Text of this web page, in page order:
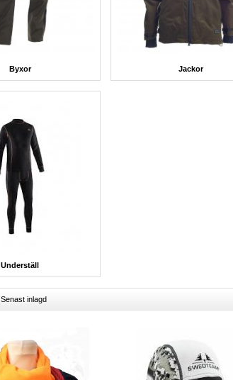
Byxor Jackor
Underställ
Senast inlagd